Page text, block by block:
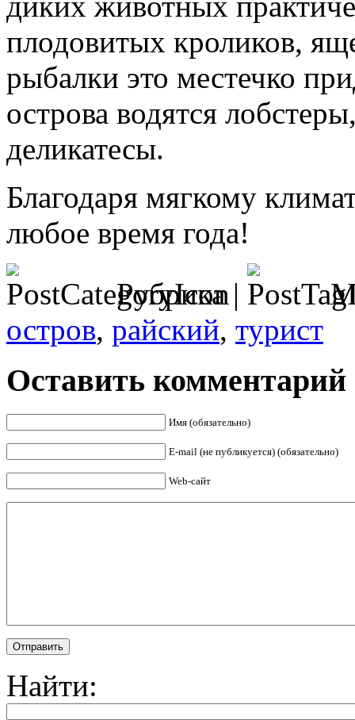
плодовитых кроликов,
рыбалки это местечко
острова водятся
деликатесы.
Благодаря мягкому
любое время года!
Рубрика |
остров, райский, турист
Оставить комментарий
Имя (обязательно)
E-mail (не публикуется) (обязательно)
Web-сайт
Отправить
Найти: